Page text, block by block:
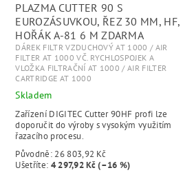
PLAZMA CUTTER 90 S
EUROZÁSUVKOU, ŘEZ 30 MM, HF,
HOŘÁK A-81 6 M ZDARMA
DÁREK FILTR VZDUCHOVÝ AT 1000 / AIR
FILTER AT 1000 VČ. RYCHLOSPOJEK A
VLOŽKA FILTRAČNÍ AT 1000 / AIR FILTER
CARTRIDGE AT 1000
Skladem
Zařízení DIGITEC Cutter 90HF profi lze
doporučit do výroby s vysokým využitím
řazacího procesu.
Původně: 26 803,92 Kč
Ušetříte: 4 297,92 Kč (–16 %)